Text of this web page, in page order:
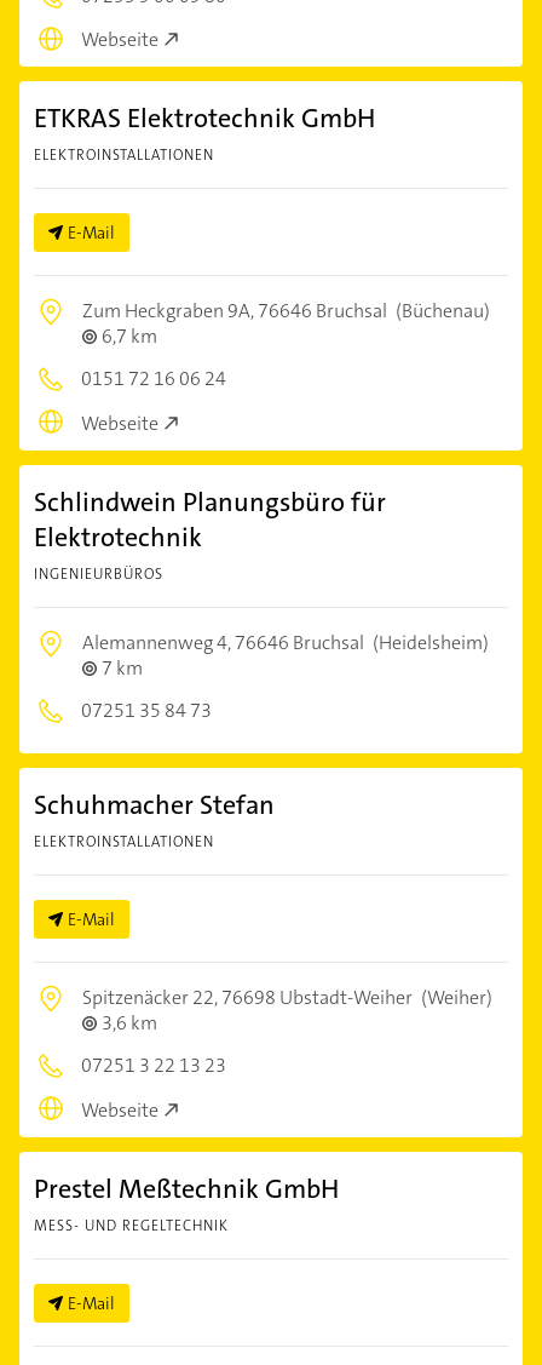
Webseite
ETKRAS Elektrotechnik GmbH
ELEKTROINSTALLATIONEN
E-Mail
Zum Heckgraben 9A,76646 Bruchsal (Büchenau)
6,7 km
0151 72 16 06 24
Webseite
Schlindwein Planungsbüro für
Elektrotechnik
INGENIEURBÜROS
Alemannenweg 4,76646 Bruchsal (Heidelsheim)
7 km
07251 35 84 73
Schuhmacher Stefan
ELEKTROINSTALLATIONEN
E-Mail
Spitzenäcker 22,76698 Ubstadt-Weiher (Weiher)
3,6 km
07251 3 22 13 23
Webseite
Prestel Meßtechnik GmbH
MESS- UND REGELTECHNIK
E-Mail